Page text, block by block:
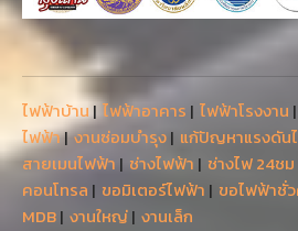
ไฟฟ้าบ้าน | ไฟฟ้าอาคาร | ไฟฟ้าโรงงาน |
ไฟฟ้า|งานซ่อมบำรุง| แก้ปัญหาแรงดัน
สายเมนไฟฟ้า | ช่างไฟฟ้า | ช่างไฟ 24ช
คอนโทรล | ขอมิเตอร์ไฟฟ้า | ขอไฟฟ้าชั่
MDB| งานใหญ่| งานเล็ก